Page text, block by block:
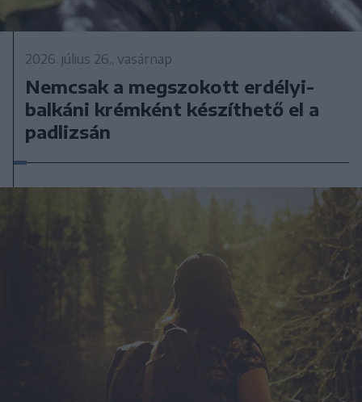
2026. július 26., vasárnap
Nemcsak a megszokott erdélyi-
balkáni krémként készíthető el a
padlizsán